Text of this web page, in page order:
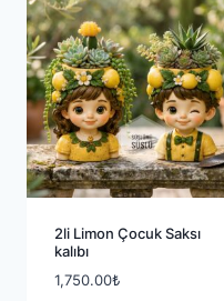
2li Limon Çocuk Saksı
kalıbı
1,750.00₺